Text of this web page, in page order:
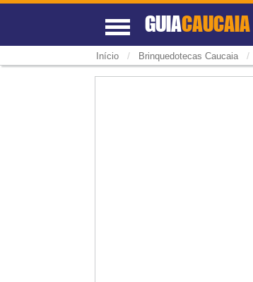
GUIACAUCAIA
Início / Brinquedotecas Caucaia /